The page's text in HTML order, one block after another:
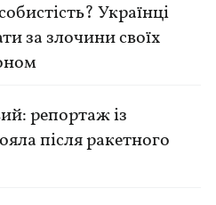
Українці
за злочини своїх
репортаж із
після ракетного